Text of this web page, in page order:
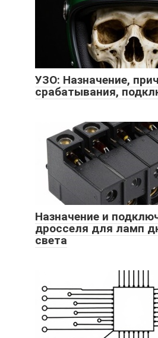
УЗО: Назначение,
срабатывания,
Назначение и
дросселя для ламп
света